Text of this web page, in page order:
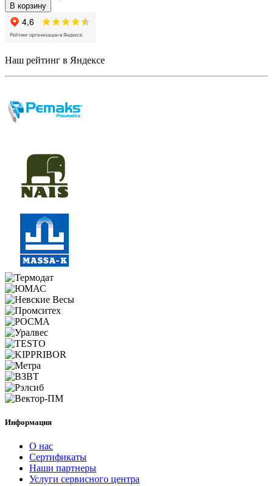
В корзину
Наш рейтинг в Яндексе
Информация
О нас
Сертификаты
Наши партнеры
Услуги сервисного центра